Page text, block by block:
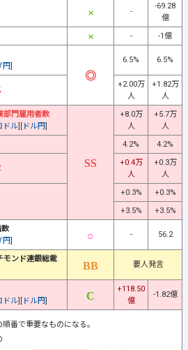
-
-69.28
億
- -1億
円]
6.5% 6.5%
+2.00万
人
+1.82万
人
部門雇用者数
ドル][ ドル円]
+8.0万
人
+5.7万
人
4.2% 4.2%
+0.4万
人
+0.3万
人
+0.3%
+0.3%
+3.5%
+3.5%
数
円]
- 56.2
モンド連銀総裁
要人発言
ドル][ ドル円]
+118.50
億
-1.82億
順番で重要なものになる。